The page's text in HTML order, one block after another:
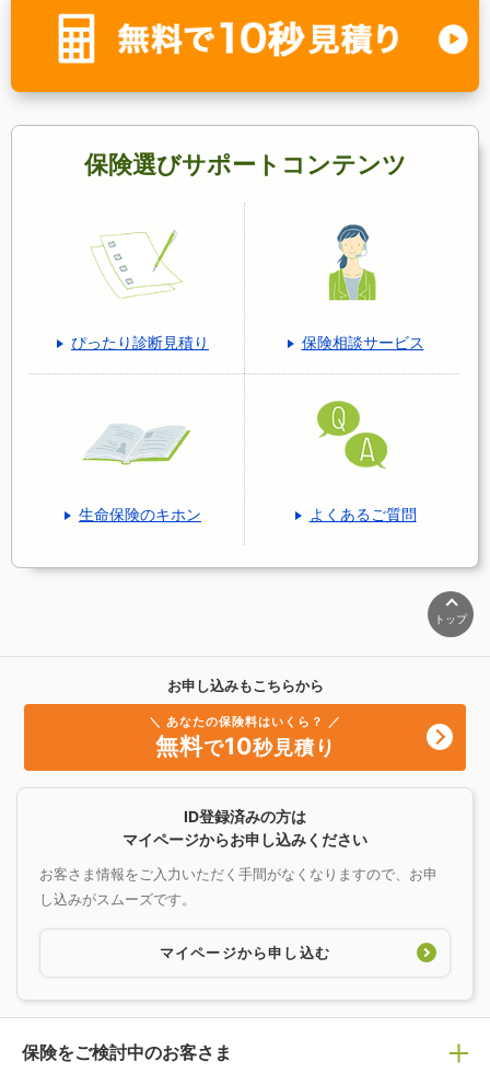
保険選びサポートコンテンツ
ぴったり診断見積り 保険相談サービス
生命保険のキホン よくあるご質問
トップ
お申し込みもこちらから
＼ あなたの保険料はいくら？ ／
無料で10秒見積り
ID登録済みの方は
マイページからお申し込みください
お客さま情報をご入力いただく手間がなくなりますので、お申
し込みがスムーズです。
マイページから申し込む
保険をご検討中のお客さま